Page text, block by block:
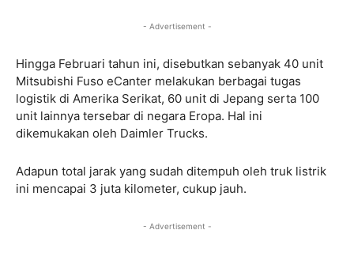
- Advertisement -
Hingga Februari tahun ini, disebutkan sebanyak 40 unit
Mitsubishi Fuso eCanter melakukan berbagai tugas
logistik di Amerika Serikat, 60 unit di Jepang serta 100
unit lainnya tersebar di negara Eropa. Hal ini
dikemukakan oleh Daimler Trucks.
Adapun total jarak yang sudah ditempuh oleh truk listrik
ini mencapai 3 juta kilometer, cukup jauh.
- Advertisement -